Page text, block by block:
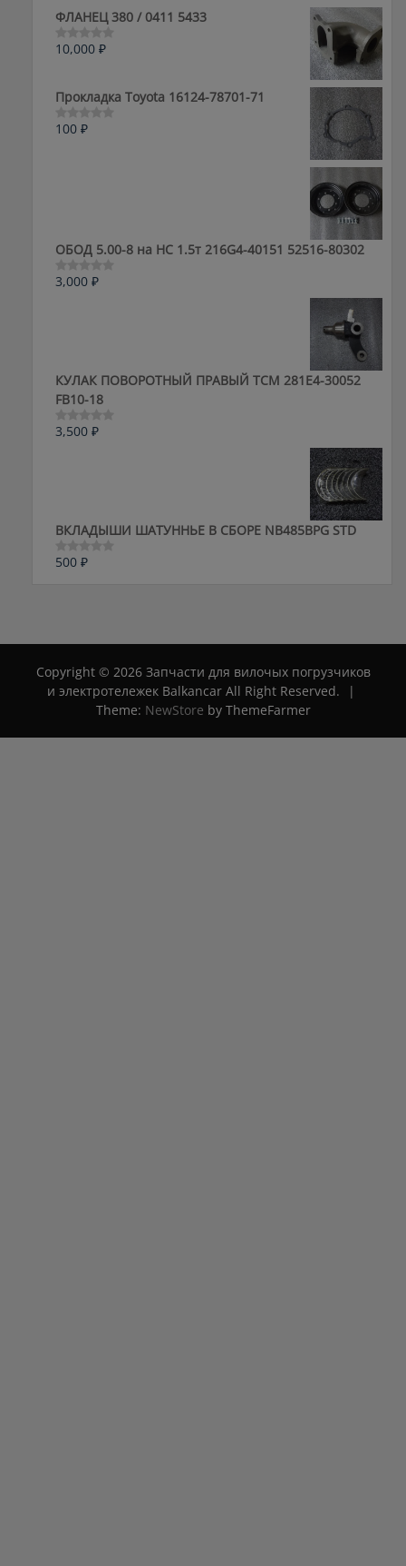
ФЛАНЕЦ 380 / 0411 5433
Оценка
5
10,000 ₽
Прокладка Toyota 16124-78701-71
Оценка
100 ₽
ОБОД 5.00-8 на HC 1.5т 216G4-40151 52516-80302
Оценка
3,000 ₽
КУЛАК ПОВОРОТНЫЙ ПРАВЫЙ ТСМ 281E4-30052
FB10-18
Оценка
3,500 ₽
ВКЛАДЫШИ ШАТУННЬЕ В СБОРЕ NB485BPG STD
Оценка
500 ₽
Copyright © 2026 Запчасти для вилочых погрузчиков
и электротележек Balkancar All Right Reserved.
|
Theme: NewStore by ThemeFarmer